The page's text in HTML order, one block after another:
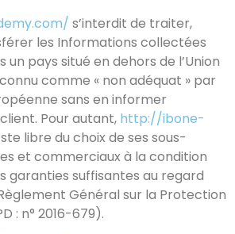
s’interdit de traiter,
les Informations collectées
un pays situé en dehors de l’Union
comme « non adéquat » par
sans en informer
Pour autant, http://ibone-
libre du choix de ses sous-
et commerciaux à la condition
garanties suffisantes au regard
Général sur la Protection
: n° 2016-679).